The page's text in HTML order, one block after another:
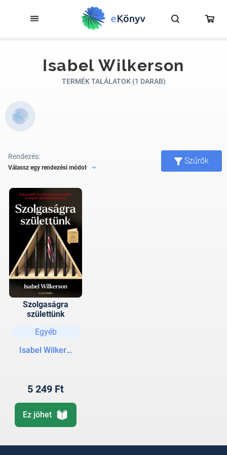
Isabel Wilkerson
TERMÉK TALÁLATOK (1 DARAB)
Rendezés:
Válassz egy rendezési módot
Szűrők
Szolgaságra
születtünk
Egyéb
Isabel Wilkerson
5 249 Ft
Ez jöhet